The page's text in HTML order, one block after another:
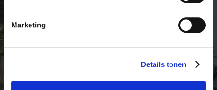
Marketing
Details tonen